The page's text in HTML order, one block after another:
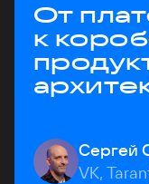
От
к
Сергей
VK,